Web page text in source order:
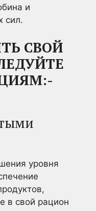
и
сил.
СВОЙ
уровня
в свой рацион